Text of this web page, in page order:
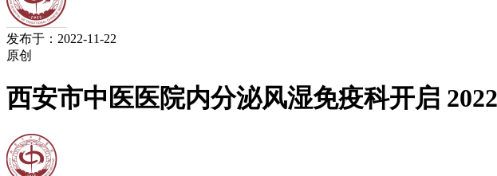
发布于：2022-11-22
原创
西安市中医医院内分泌风湿免疫科开启